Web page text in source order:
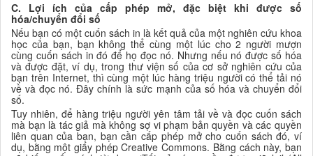
C. Lợi ích của cấp phép mở, đặc biệt khi được số
hóa/chuyển đổi số
Nếu bạn có một cuốn sách in là kết quả của một nghiên cứu khoa
học của bạn, bạn không thể cùng một lúc cho 2 người mượn
cùng cuốn sách in đó để họ đọc nó. Nhưng nếu nó được số hóa
và được đặt, ví dụ, trong thư viện số của cơ sở nghiên cứu của
bạn trên Internet, thì cùng một lúc hàng triệu người có thể tải nó
về và đọc nó. Đây chính là sức mạnh của số hóa và chuyển đổi
số.
Tuy nhiên, để hàng triệu người yên tâm tải về và đọc cuốn sách
mà bạn là tác giả mà không sợ vi phạm bản quyền và các quyền
liên quan của bạn, bạn cần cấp phép mở cho cuốn sách đó, ví
dụ, bằng một giấy phép Creative Commons. Bằng cách này, bạn